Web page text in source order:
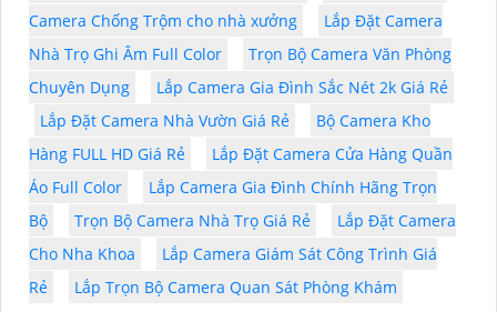
Camera Chống Trộm cho nhà xưởng
Lắp Đặt Camera
Nhà Trọ Ghi Âm Full Color
Trọn Bộ Camera Văn Phòng
Chuyên Dụng
Lắp Camera Gia Đình Sắc Nét 2k Giá Rẻ
Lắp Đặt Camera Nhà Vườn Giá Rẻ
Bộ Camera Kho
Hàng FULL HD Giá Rẻ
Lắp Đặt Camera Cửa Hàng Quần
Áo Full Color
Lắp Camera Gia Đình Chính Hãng Trọn
Bộ
Trọn Bộ Camera Nhà Trọ Giá Rẻ
Lắp Đặt Camera
Cho Nha Khoa
Lắp Camera Giám Sát Công Trình Giá
Rẻ
Lắp Trọn Bộ Camera Quan Sát Phòng Khám